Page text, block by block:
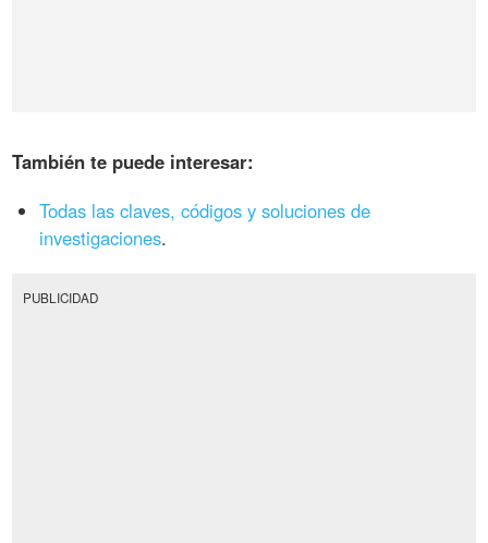
También te puede interesar:
Todas las claves, códigos y soluciones de
investigaciones.
PUBLICIDAD